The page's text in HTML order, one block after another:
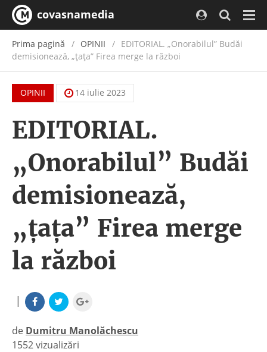
covasnamedia
Prima pagină OPINII
EDITORIAL. „Onorabilul” Budăi
demisionează, „ţaţa” Firea merge la război
OPINII 14 iulie 2023
EDITORIAL.
„Onorabilul” Budăi
demisionează,
„ţaţa” Firea merge
la război
|
de Dumitru Manolăchescu
|
1552 vizualizări